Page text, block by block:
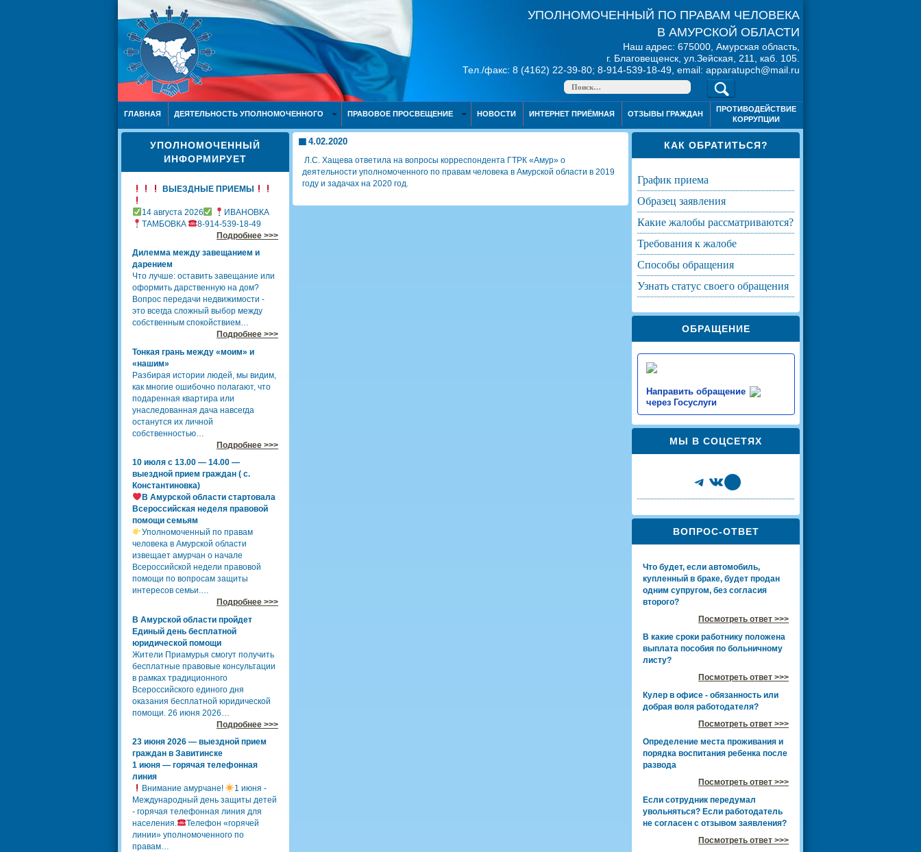
УПОЛНОМОЧЕННЫЙ ПО ПРАВАМ ЧЕЛОВЕКА
В АМУРСКОЙ ОБЛАСТИ
Наш адрес: 675000, Амурская область,
г. Благовещенск, ул.Зейская, 211, каб. 105.
Тел./факс: 8 (4162) 22-39-80; 8-914-539-18-49, email: apparatupch@mail.ru
ГЛАВНАЯ ДЕЯТЕЛЬНОСТЬ УПОЛНОМОЧЕННОГО ПРАВОВОЕ ПРОСВЕЩЕНИЕ НОВОСТИ ИНТЕРНЕТ ПРИЁМНАЯ ОТЗЫВЫ ГРАЖДАН
ПРОТИВОДЕЙСТВИЕ
КОРРУПЦИИ
УПОЛНОМОЧЕННЫЙ
ИНФОРМИРУЕТ
ВЫЕЗДНЫЕ ПРИЕМЫ
14 августа 2026
ИВАНОВКА
ТАМБОВКА
8-914-539-18-49
Подробнее >>>
Дилемма между завещанием и
дарением
Что лучше: оставить завещание или
оформить дарственную на дом?
Вопрос передачи недвижимости -
это всегда сложный выбор между
собственным спокойствием…
Подробнее >>>
Тонкая грань между «моим» и
«нашим»
Разбирая истории людей, мы видим,
как многие ошибочно полагают, что
подаренная квартира или
унаследованная дача навсегда
останутся их личной
собственностью…
Подробнее >>>
10 июля с 13.00 — 14.00 —
выездной прием граждан ( с.
Константиновка)
В Амурской области стартовала
Всероссийская неделя правовой
помощи семьям
Уполномоченный по правам
человека в Амурской области
извещает амурчан о начале
Всероссийской недели правовой
помощи по вопросам защиты
интересов семьи.…
Подробнее >>>
В Амурской области пройдет
Единый день бесплатной
юридической помощи
Жители Приамурья смогут получить
бесплатные правовые консультации
в рамках традиционного
Всероссийского единого дня
оказания бесплатной юридической
помощи. 26 июня 2026…
Подробнее >>>
23 июня 2026 — выездной прием
граждан в Завитинске
1 июня — горячая телефонная
линия
Внимание амурчане!
1 июня -
Международный день защиты детей
- горячая телефонная линия для
населения.
Телефон «горячей
линии» уполномоченного по
правам…
4.02.2020
Л.С. Хащева ответила на вопросы корреспондента ГТРК «Амур» о
деятельности уполномоченного по правам человека в Амурской области в 2019
году и задачах на 2020 год.
КАК ОБРАТИТЬСЯ?
график приема
образец заявления
какие жалобы рассматриваются?
требования к жалобе
способы обращения
узнать статус своего обращения
ОБРАЩЕНИЕ
Направить обращение
через Госуслуги
МЫ В СОЦСЕТЯХ
Telegram
VKShare Icon
ВОПРОС-ОТВЕТ
Что будет, если автомобиль,
купленный в браке, будет продан
одним супругом, без согласия
второго?
Посмотреть ответ >>>
В какие сроки работнику положена
выплата пособия по больничному
листу?
Посмотреть ответ >>>
Кулер в офисе - обязанность или
добрая воля работодателя?
Посмотреть ответ >>>
Определение места проживания и
порядка воспитания ребенка после
развода
Посмотреть ответ >>>
Если сотрудник передумал
увольняться? Если работодатель
не согласен с отзывом заявления?
Посмотреть ответ >>>